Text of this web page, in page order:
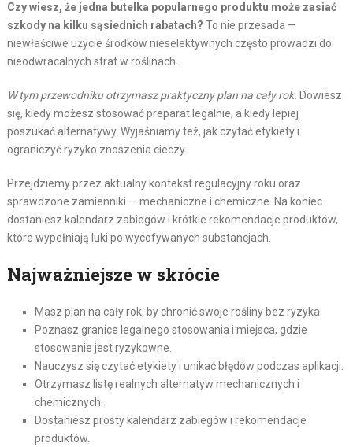
Czy wiesz, że jedna butelka popularnego produktu może zasiać
szkody na kilku sąsiednich rabatach? To nie przesada —
niewłaściwe użycie środków nieselektywnych często prowadzi do
nieodwracalnych strat w roślinach.
W tym przewodniku otrzymasz praktyczny plan na cały rok. Dowiesz
się, kiedy możesz stosować preparat legalnie, a kiedy lepiej
poszukać alternatywy. Wyjaśniamy też, jak czytać etykiety i
ograniczyć ryzyko znoszenia cieczy.
Przejdziemy przez aktualny kontekst regulacyjny roku oraz
sprawdzone zamienniki — mechaniczne i chemiczne. Na koniec
dostaniesz kalendarz zabiegów i krótkie rekomendacje produktów,
które wypełniają luki po wycofywanych substancjach.
Najważniejsze w skrócie
Masz plan na cały rok, by chronić swoje rośliny bez ryzyka.
Poznasz granice legalnego stosowania i miejsca, gdzie
stosowanie jest ryzykowne.
Nauczysz się czytać etykiety i unikać błędów podczas aplikacji.
Otrzymasz listę realnych alternatyw mechanicznych i
chemicznych.
Dostaniesz prosty kalendarz zabiegów i rekomendacje
produktów.